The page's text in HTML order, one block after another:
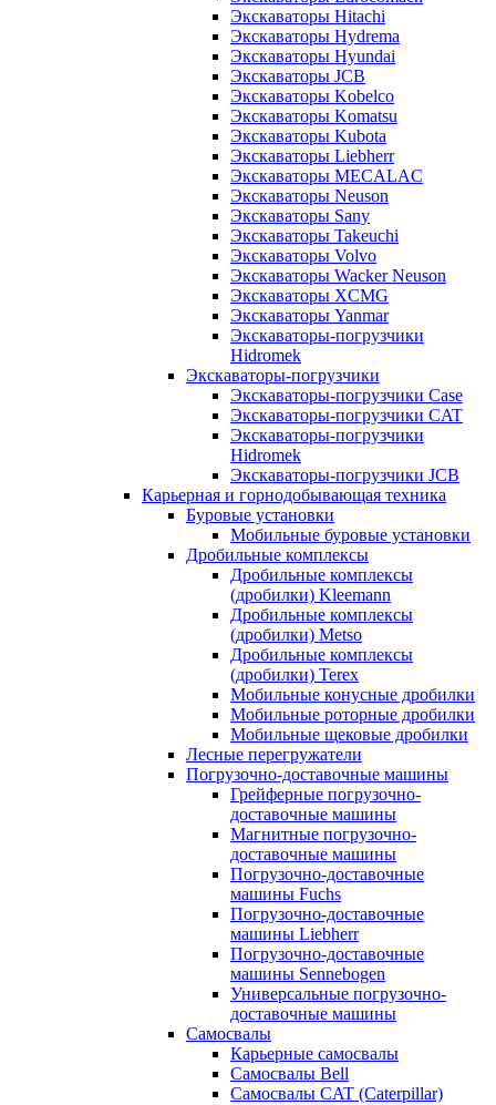
Экскаваторы Hitachi
Экскаваторы Hydrema
Экскаваторы Hyundai
Экскаваторы JCB
Экскаваторы Kobelco
Экскаваторы Komatsu
Экскаваторы Kubota
Экскаваторы Liebherr
Экскаваторы MECALAC
Экскаваторы Neuson
Экскаваторы Sany
Экскаваторы Takeuchi
Экскаваторы Volvo
Экскаваторы Wacker Neuson
Экскаваторы XCMG
Экскаваторы Yanmar
Экскаваторы-погрузчики
Hidromek
Экскаваторы-погрузчики
Экскаваторы-погрузчики Case
Экскаваторы-погрузчики CAT
Экскаваторы-погрузчики
Hidromek
Экскаваторы-погрузчики JCB
Карьерная и горнодобывающая техника
Буровые установки
Мобильные буровые установки
Дробильные комплексы
Дробильные комплексы
(дробилки) Kleemann
Дробильные комплексы
(дробилки) Metso
Дробильные комплексы
(дробилки) Terex
Мобильные конусные дробилки
Мобильные роторные дробилки
Мобильные щековые дробилки
Лесные перегружатели
Погрузочно-доставочные машины
Грейферные погрузочно-
доставочные машины
Магнитные погрузочно-
доставочные машины
Погрузочно-доставочные
машины Fuchs
Погрузочно-доставочные
машины Liebherr
Погрузочно-доставочные
машины Sennebogen
Универсальные погрузочно-
доставочные машины
Самосвалы
Карьерные самосвалы
Самосвалы Bell
Самосвалы CAT (Caterpillar)